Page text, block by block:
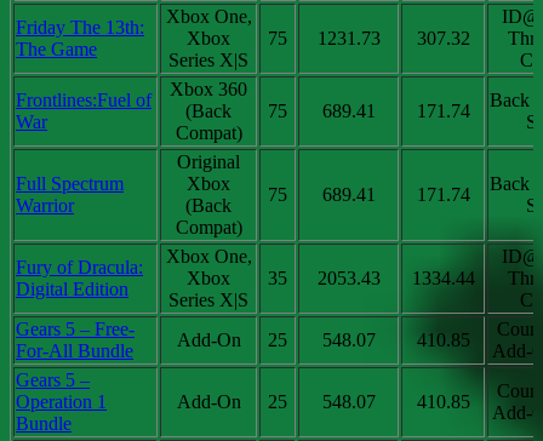
Friday The 13th:
The Game
Xbox One,
Xbox
Series X|S
75 1231.73 307.32
Frontlines:Fuel of
War
Xbox 360
(Back
Compat)
75 689.41 171.74
Back
Full Spectrum
Warrior
Original
Xbox
(Back
Compat)
75 689.41 171.74
Back
Fury of Dracula:
Digital Edition
Xbox One,
Xbox
Series X|S
35 2053.43 1334.44
Gears 5 – Free-
For-All Bundle
Add-On 25 548.07 410.85
Add-
Gears 5 –
Operation 1
Bundle
Add-On 25 548.07 410.85
Add-